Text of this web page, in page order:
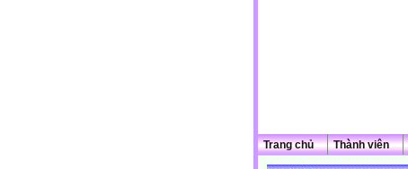
Trang chủ Thành viên